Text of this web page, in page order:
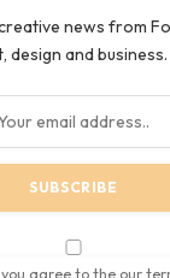
news from
design and business.
agree to the our